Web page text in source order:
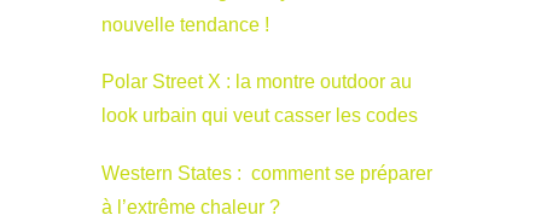
nouvelle tendance !
Polar Street X : la montre outdoor au
look urbain qui veut casser les codes
Western States : comment se préparer
à l’extrême chaleur ?